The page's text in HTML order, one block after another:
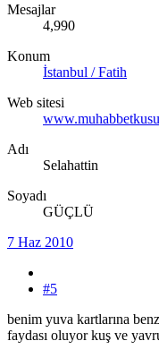
Mesajlar
4,990
Konum
İstanbul / Fatih
Web sitesi
Adı
Selahattin
Soyadı
GÜÇLÜ
7 Haz 2010
#5
benim yuva kartlarına
faydası oluyor kuş ve